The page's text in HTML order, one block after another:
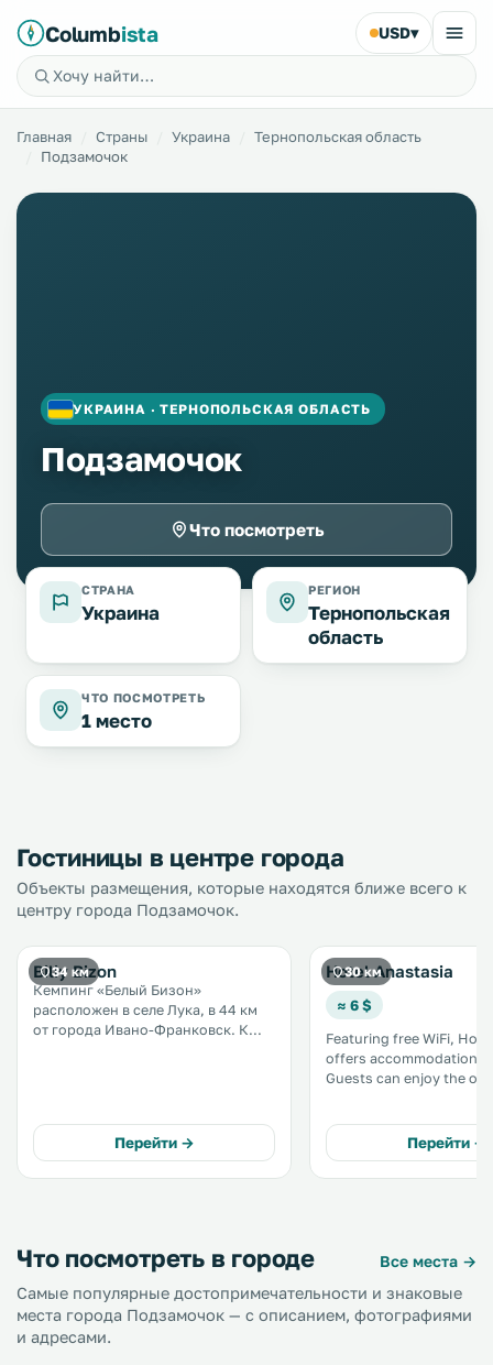
Columbista USD▾
Главная Страны Украина
Тернопольская область
Подзамочок
УКРАИНА · ТЕРНОПОЛЬСКАЯ ОБЛАСТЬ
Подзамочок
Что посмотреть
СТРАНА
Украина
РЕГИОН
Тернопольская
область
ЧТО ПОСМОТРЕТЬ
1 место
Гостиницы в центре города
Объекты размещения, которые находятся ближе всего к
центру города Подзамочок.
34 км
Biliy Bizon
Кемпинг «Белый Бизон»
расположен в селе Лука, в 44 км
от города Ивано-Франковск. К
Перейти →
30 км
Hotel Anastasia
≈ 6 $
Featuring free WiFi,
offers accommodation
Guests can enjoy the
front desk at the
Перейти →
Что посмотреть в городе
Все места →
Самые популярные достопримечательности и знаковые
места города Подзамочок — с описанием, фотографиями
и адресами.